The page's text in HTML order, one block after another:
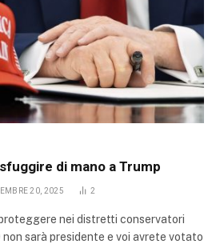
di mano a Trump
20, 2025 2
nei distretti conservatori
sarà presidente e voi avrete votato